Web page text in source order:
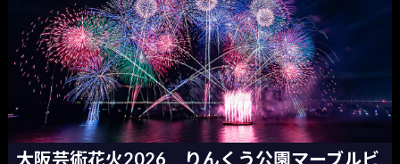
大阪芸術花火2026 りんくう公園マーブルビ